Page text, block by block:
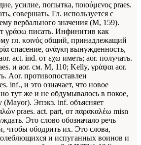
усилие, попытка, ποιούμενος praes.
совершать. Гл. используется с
вербального значения (М, 159).
γράφω писать. Инфинитив как
гл. κοινός общий, принадлежащий
спасение, ανάγκη вынужденность,
act. ind. от εχω иметь; aor. получать.
и aor. см. М, 110; Kelly, γράψαι aor.
Aor. противопоставлен
inf., и это означает, что новое
тут же и не обдумывалось в покое,
Эпэкз. inf. объясняет
praes. act. part, от παρακαλέω misn
Это слово обозначало речь
чтобы ободрить их. Это слова,
и испуганных воинов и